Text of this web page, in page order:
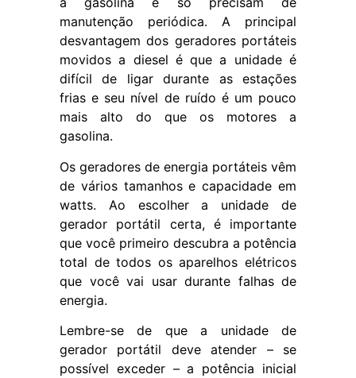
manutenção periódica. A principal
desvantagem dos geradores portáteis
movidos a diesel é que a unidade é
difícil de ligar durante as estações
frias e seu nível de ruído é um pouco
mais alto do que os motores a
gasolina.
Os geradores de energia portáteis vêm
de vários tamanhos e capacidade em
watts. Ao escolher a unidade de
gerador portátil certa, é importante
que você primeiro descubra a potência
total de todos os aparelhos elétricos
que você vai usar durante falhas de
energia.
Lembre-se de que a unidade de
gerador portátil deve atender – se
possível exceder – a potência inicial